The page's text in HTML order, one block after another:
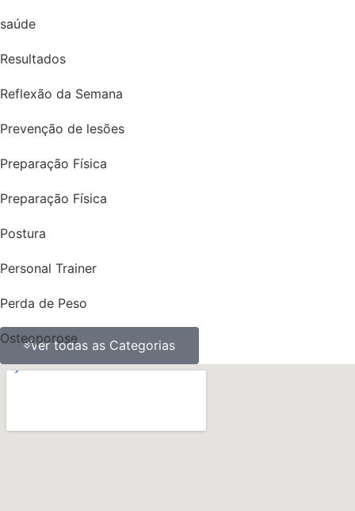
saúde
Resultados
Reflexão da Semana
Prevenção de lesões
Preparação Física
Preparação Física
Postura
Personal Trainer
Perda de Peso
Osteoporose
ossos
Ver todas as Categorias